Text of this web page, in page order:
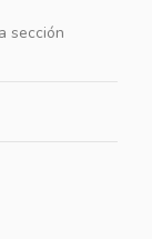
sección